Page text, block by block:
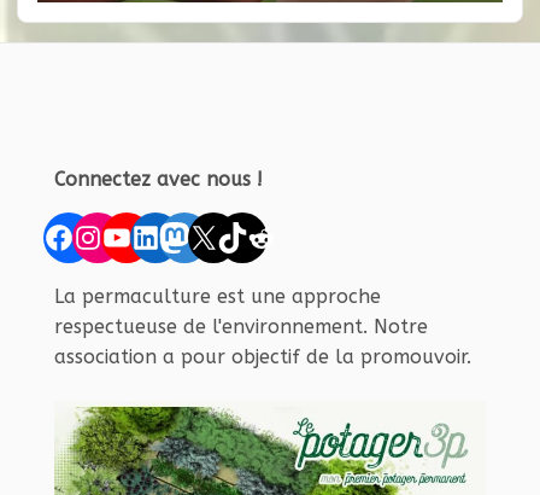
Connectez avec nous !
Facebook
Instagram
YouTube
LinkedIn
Mastodon
X TikTok
Reddit
La permaculture est une approche
respectueuse de l'environnement. Notre
association a pour objectif de la promouvoir.